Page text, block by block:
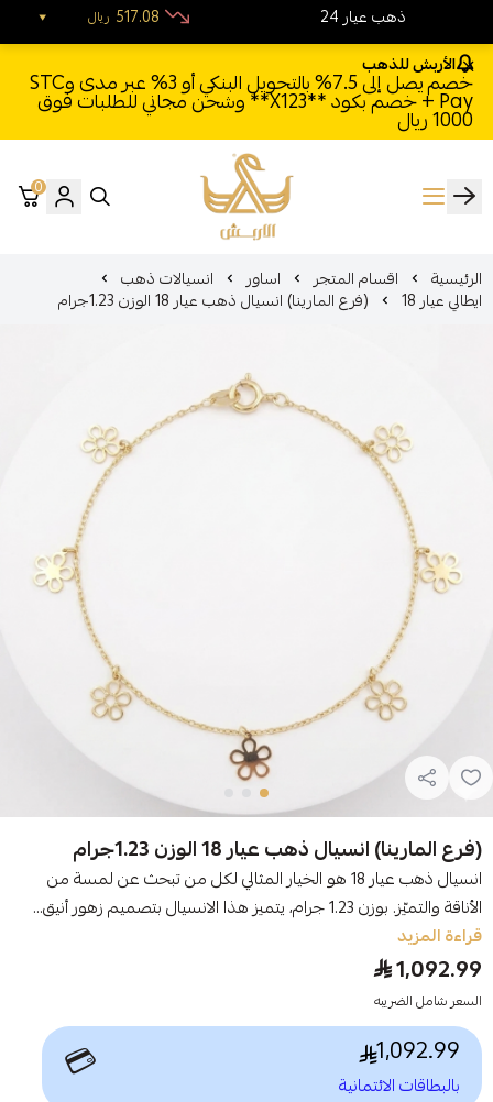
الأربش للذهب
خصم يصل إلى 7.5% بالتحويل البنكي أو 3% عبر مدى وSTC
Pay + خصم بكود **X123** وشحن مجاني للطلبات فوق
1000 ريال
الأربش للذهب
0
الرئيسية اقسام المتجر اساور انسيالات ذهب
ايطالي عيار 18 (فرع المارينا) انسيال ذهب عيار 18 الوزن 1.23جرام
(فرع المارينا) انسيال ذهب عيار 18 الوزن 1.23جرام
انسيال ذهب عيار 18 هو الخيار المثالي لكل من تبحث عن لمسة من
الأناقة والتميّز. بوزن 1.23 جرام، يتميز هذا الانسيال بتصميم زهور أنيق...
قراءة المزيد
1,092.99
السعر شامل الضريبه
1,092.99
بالبطاقات الائتمانية 💳
24 ذهب عيار ريال 517.08